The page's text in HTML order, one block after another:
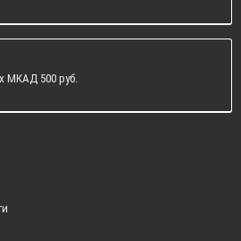
МКАД 500 руб.